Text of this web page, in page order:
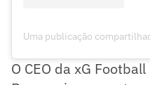
O CEO da xG